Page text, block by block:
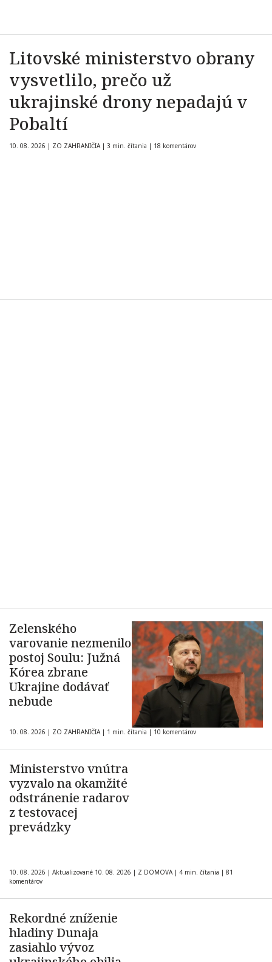
Litovské ministerstvo obrany
vysvetlilo, prečo už
ukrajinské drony nepadajú v
Pobaltí
10. 08. 2026 | ZO ZAHRANIČIA | 3 min. čítania | 18 komentárov
Zelenského
varovanie nezmenilo
postoj Soulu: Južná
Kórea zbrane
Ukrajine dodávať
nebude
10. 08. 2026 | ZO ZAHRANIČIA | 1 min. čítania | 10 komentárov
Ministerstvo vnútra
vyzvalo na okamžité
odstránenie radarov
z testovacej
prevádzky
10. 08. 2026 | Aktualizované 10. 08. 2026 | Z DOMOVA | 4 min. čítania | 81
komentárov
Rekordné zníženie
hladiny Dunaja
zasiahlo vývoz